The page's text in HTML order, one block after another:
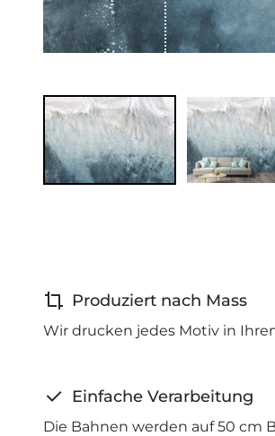
Produziert nach Mass
Wir drucken jedes Motiv in
Einfache Verarbeitung
Die Bahnen werden auf 50 cm